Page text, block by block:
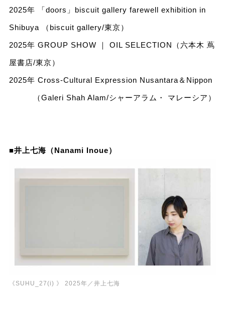
2025年 「doors」biscuit gallery farewell exhibition in
Shibuya （biscuit gallery/東京）
2025年 GROUP SHOW ｜ OIL SELECTION（六本木 蔦
屋書店/東京）
2025年 Cross-Cultural Expression Nusantara＆Nippon
（Galeri Shah Alam/シャーアラム・ マレーシア）
■井上七海（Nanami Inoue）
《SUHU_27(i) 》 2025年／井上七海